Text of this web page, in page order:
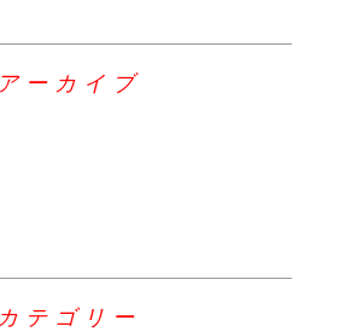
アーカイブ
カテゴリー